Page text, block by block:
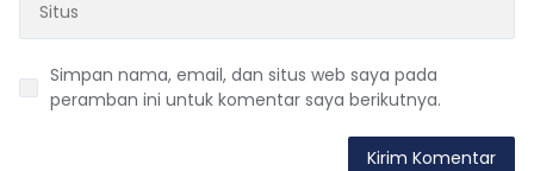
Simpan nama, email, dan situs web saya pada
peramban ini untuk komentar saya berikutnya.